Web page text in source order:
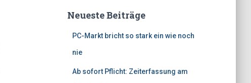
Neueste Beiträge
PC-Markt bricht so stark ein wie noch
nie
Ab sofort Pflicht: Zeiterfassung am